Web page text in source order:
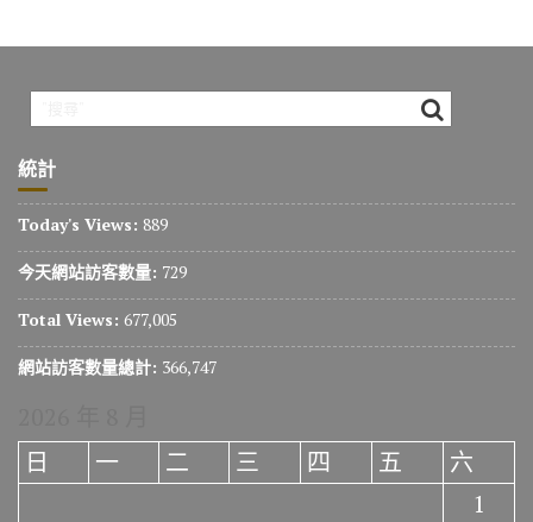
統計
Today's Views: 889
今天網站訪客數量: 729
Total Views: 677,005
網站訪客數量總計: 366,747
日
一 二 三 四 五
六
1